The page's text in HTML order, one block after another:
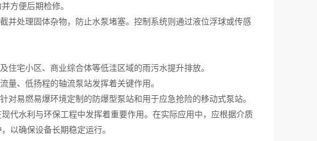
方便后期检修。
处理固体杂物，防止水泵堵塞。控制系统则通过液位浮球或传感
宅小区、商业综合体等低洼区域的雨污水提升排放。
、低扬程的轴流泵站发挥着关键作用。
易燃易爆环境定制的防爆型泵站和用于应急抢险的移动式泵站。
水利与环保工程中发挥着重要作用。在实际应用中，应根据介质
以确保设备长期稳定运行。